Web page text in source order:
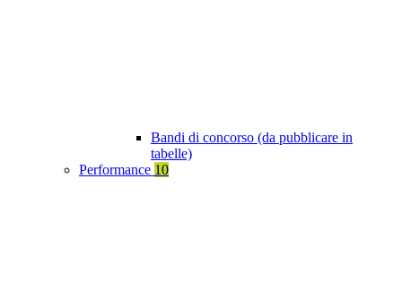
Bandi di concorso (da pubblicare in
tabelle)
Performance 10